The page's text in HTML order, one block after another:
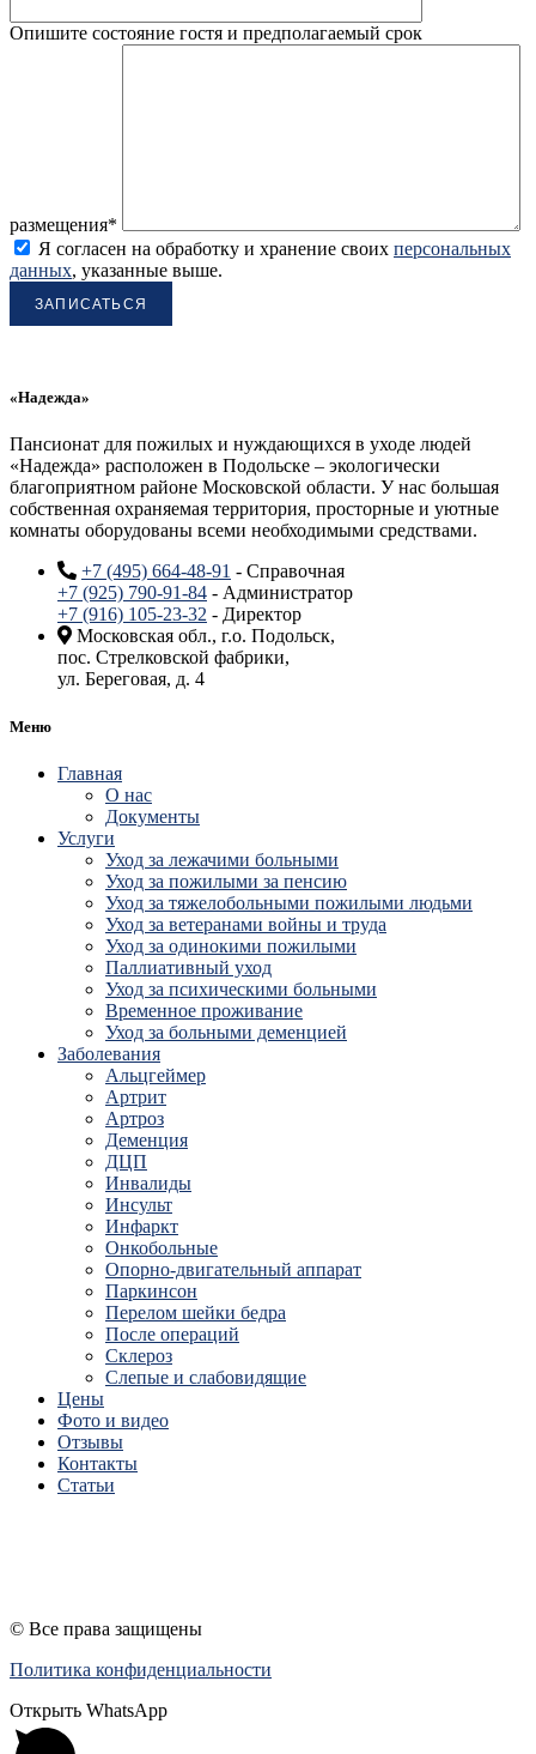
Опишите состояние гостя и предполагаемый срок
размещения*
Я согласен на обработку и хранение своих персональных
данных, указанные выше.
«Надежда»
Пансионат для пожилых и нуждающихся в уходе людей
«Надежда» расположен в Подольске – экологически
благоприятном районе Московской области. У нас большая
собственная охраняемая территория, просторные и уютные
комнаты оборудованы всеми необходимыми средствами.
+7 (495) 664-48-91 - Справочная
+7 (925) 790-91-84 - Администратор
+7 (916) 105-23-32 - Директор
Московская обл., г.о. Подольск,
пос. Стрелковской фабрики,
ул. Береговая, д. 4
Меню
Главная
О нас
Документы
Услуги
Уход за лежачими больными
Уход за пожилыми за пенсию
Уход за тяжелобольными пожилыми людьми
Уход за ветеранами войны и труда
Уход за одинокими пожилыми
Паллиативный уход
Уход за психическими больными
Временное проживание
Уход за больными деменцией
Заболевания
Альцгеймер
Артрит
Артроз
Деменция
ДЦП
Инвалиды
Инсульт
Инфаркт
Онкобольные
Опорно-двигательный аппарат
Паркинсон
Перелом шейки бедра
После операций
Склероз
Слепые и слабовидящие
Цены
Фото и видео
Отзывы
Контакты
Статьи
© Все права защищены
Политика конфиденциальности
Открыть WhatsApp